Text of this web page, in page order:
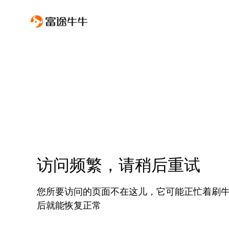
访问频繁，请稍后重试
您所要访问的页面不在这儿，它可能正忙着刷
后就能恢复正常